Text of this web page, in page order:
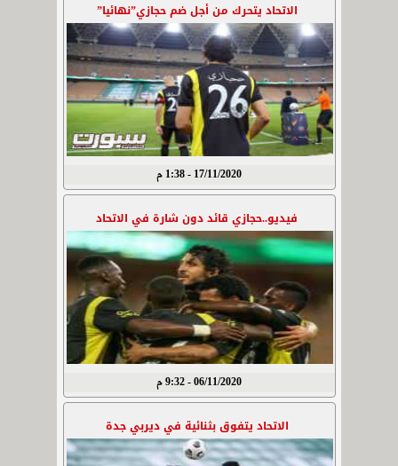
الاتحاد يتحرك من أجل ضم حجازي”نهائيا”
17/11/2020 - 1:38 م
فيديو..حجازي قائد دون شارة في الاتحاد
06/11/2020 - 9:32 م
الاتحاد يتفوق بثنائية في ديربي جدة